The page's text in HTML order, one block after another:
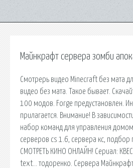
Майнкрафт сервера зомби
Смотрерь видео Minecraft без мата
видео без мата. Такое бывает.
100 модов. Forge предустановлен.
прилагается. Внимание! В
набор команд для управления
серверов cs 1.6, сервера кс, подбор
СМОТРЕТЬ КИНО ОНЛАЙН! Сериал:
text… тодоренко. Сервера